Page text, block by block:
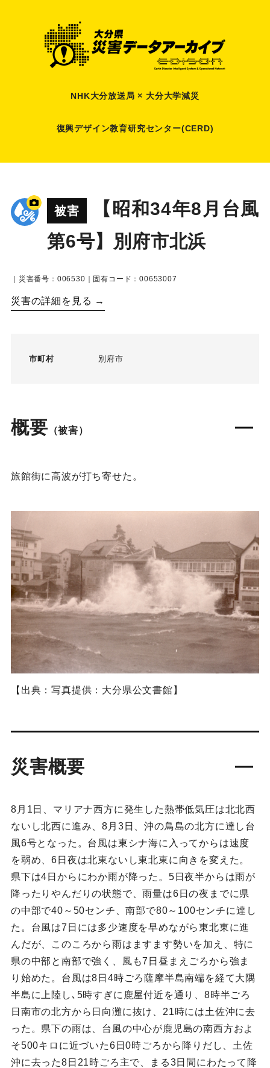
NHK大分放送局 × 大分大学減災
復興デザイン教育研究センター(CERD)
被害
【昭和34年8月台風
第6号】別府市北浜
｜災害番号：006530｜固有コード：00653007
災害の詳細を見る →
市町村 別府市
概要 （被害）
旅館街に高波が打ち寄せた。
【出典：写真提供：大分県公文書館】
災害概要
8月1日、マリアナ西方に発生した熱帯低気圧は北北西
ないし北西に進み、8月3日、沖の鳥島の北方に達し台
風6号となった。台風は東シナ海に入ってからは速度
を弱め、6日夜は北東ないし東北東に向きを変えた。
県下は4日からにわか雨が降った。5日夜半からは雨が
降ったりやんだりの状態で、雨量は6日の夜までに県
の中部で40～50センチ、南部で80～100センチに達し
た。台風は7日には多少速度を早めながら東北東に進
んだが、このころから雨はますます勢いを加え、特に
県の中部と南部で強く、風も7日昼まえごろから強ま
り始めた。台風は8日4時ごろ薩摩半島南端を経て大隅
半島に上陸し､5時すぎに鹿屋付近を通り、8時半ごろ
日南市の北方から日向灘に抜け、21時には土佐沖に去
った。県下の雨は、台風の中心が鹿児島の南西方およ
そ500キロに近づいた6日0時ごろから降りだし、土佐
沖に去った8日21時ごろ主で、まる3日間にわたって降